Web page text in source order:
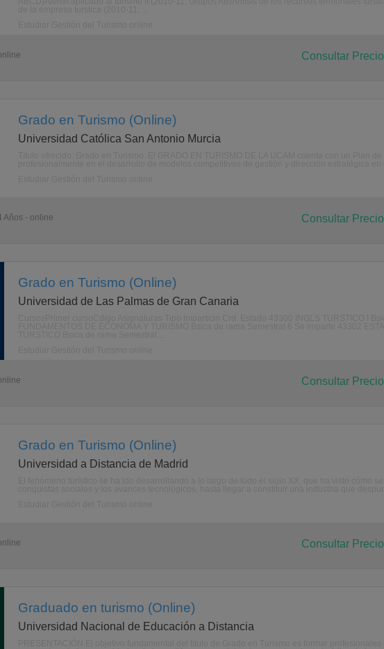
Consultar Precio
Grado en Turismo (Online)
Universidad Católica San Antonio Murcia
Años - online Consultar Precio
Grado en Turismo (Online)
Universidad de Las Palmas de Gran Canaria
Consultar Precio
Grado en Turismo (Online)
Universidad a Distancia de Madrid
Consultar Precio
Graduado en turismo (Online)
Universidad Nacional de Educación a Distancia